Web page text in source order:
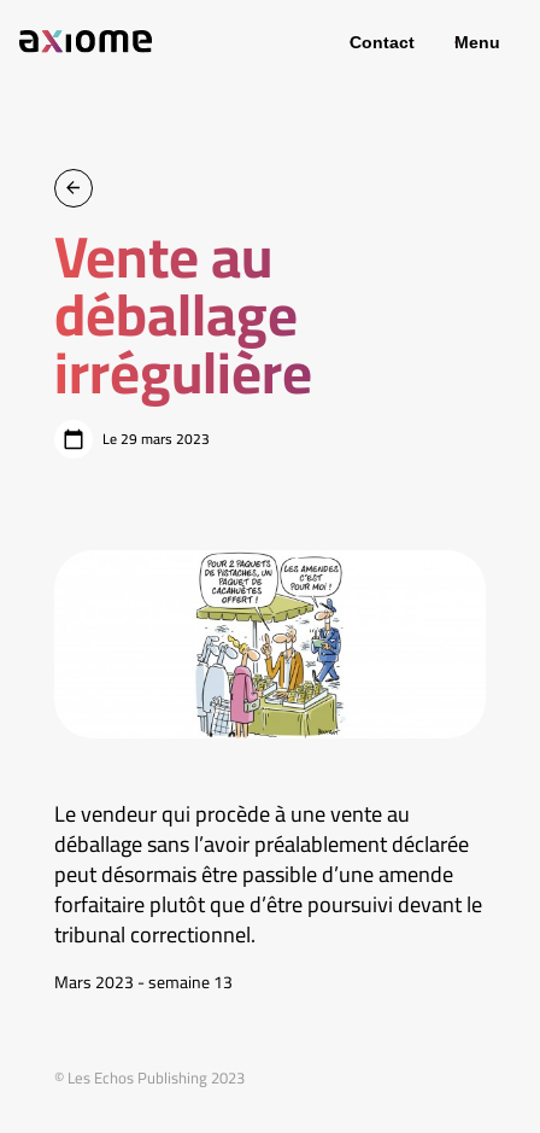
Contact Menu
Vente au
déballage
irrégulière
Le 29 mars 2023
Le vendeur qui procède à une vente au
déballage sans l’avoir préalablement déclarée
peut désormais être passible d’une amende
forfaitaire plutôt que d’être poursuivi devant le
tribunal correctionnel.
Mars 2023 - semaine 13
© Les Echos Publishing 2023